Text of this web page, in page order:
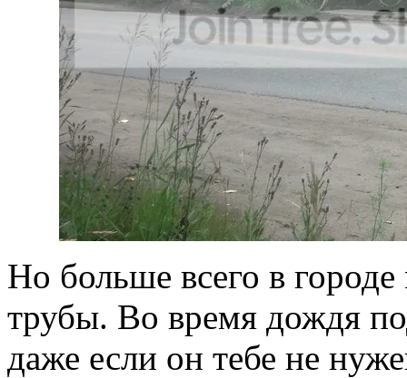
Но больше всего в
трубы. Во время дождя
даже если он тебе не